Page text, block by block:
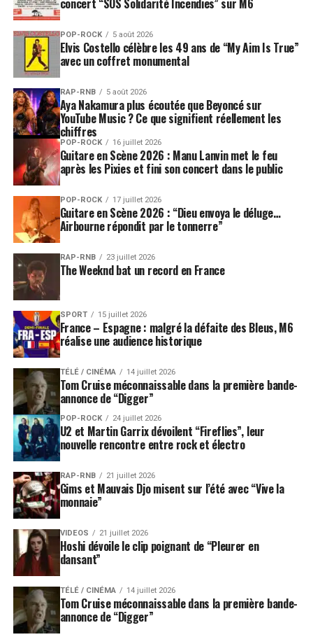
POP-ROCK 5 août 2026
Elvis Costello célèbre les 49 ans de “My Aim Is True”
avec un coffret monumental
RAP-RNB 5 août 2026
Aya Nakamura plus écoutée que Beyoncé sur
YouTube Music ? Ce que signifient réellement les
chiffres
POP-ROCK 16 juillet 2026
Guitare en Scène 2026 : Manu Lanvin met le feu
après les Pixies et fini son concert dans le public
POP-ROCK 17 juillet 2026
Guitare en Scène 2026 : “Dieu envoya le déluge…
Airbourne répondit par le tonnerre”
RAP-RNB 23 juillet 2026
The Weeknd bat un record en France
SPORT 15 juillet 2026
France – Espagne : malgré la défaite des Bleus, M6
réalise une audience historique
TÉLÉ / CINÉMA 14 juillet 2026
Tom Cruise méconnaissable dans la première bande-
annonce de “Digger”
POP-ROCK 24 juillet 2026
U2 et Martin Garrix dévoilent “Fireflies”, leur
nouvelle rencontre entre rock et électro
RAP-RNB 21 juillet 2026
Gims et Mauvais Djo misent sur l’été avec “Vive la
monnaie”
VIDEOS 21 juillet 2026
Hoshi dévoile le clip poignant de “Pleurer en
dansant”
TÉLÉ / CINÉMA 14 juillet 2026
Tom Cruise méconnaissable dans la première bande-
annonce de “Digger”